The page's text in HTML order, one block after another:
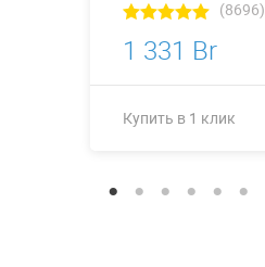
(8696)
1 331 Br
Купить в 1 клик